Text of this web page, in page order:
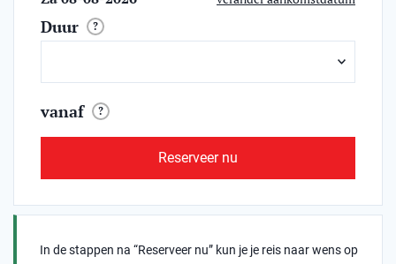
Duur ?
vanaf ?
Reserveer nu
In de stappen na “Reserveer nu” kun je je reis naar wens op